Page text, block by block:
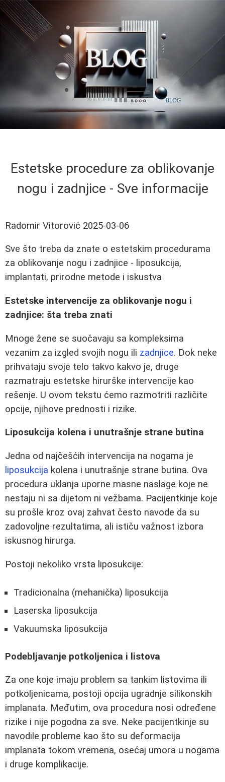
Estetske procedure za oblikovanje
nogu i zadnjice - Sve informacije
Radomir Vitorović 2025-03-06
Sve što treba da znate o estetskim procedurama
za oblikovanje nogu i zadnjice - liposukcija,
implantati, prirodne metode i iskustva
Estetske intervencije za oblikovanje nogu i
zadnjice: šta treba znati
Mnoge žene se suočavaju sa kompleksima
vezanim za izgled svojih nogu ili zadnjice. Dok neke
prihvataju svoje telo takvo kakvo je, druge
razmatraju estetske hirurške intervencije kao
rešenje. U ovom tekstu ćemo razmotriti različite
opcije, njihove prednosti i rizike.
Liposukcija kolena i unutrašnje strane butina
Jedna od najčešćih intervencija na nogama je
liposukcija kolena i unutrašnje strane butina. Ova
procedura uklanja uporne masne naslage koje ne
nestaju ni sa dijetom ni vežbama. Pacijentkinje koje
su prošle kroz ovaj zahvat često navode da su
zadovoljne rezultatima, ali ističu važnost izbora
iskusnog hirurga.
Postoji nekoliko vrsta liposukcije:
Tradicionalna (mehanička) liposukcija
Laserska liposukcija
Vakuumska liposukcija
Podebljavanje potkoljenica i listova
Za one koje imaju problem sa tankim listovima ili
potkoljenicama, postoji opcija ugradnje silikonskih
implanata. Međutim, ova procedura nosi određene
rizike i nije pogodna za sve. Neke pacijentkinje su
navodile probleme kao što su deformacija
implanata tokom vremena, osećaj umora u nogama
i druge komplikacije.